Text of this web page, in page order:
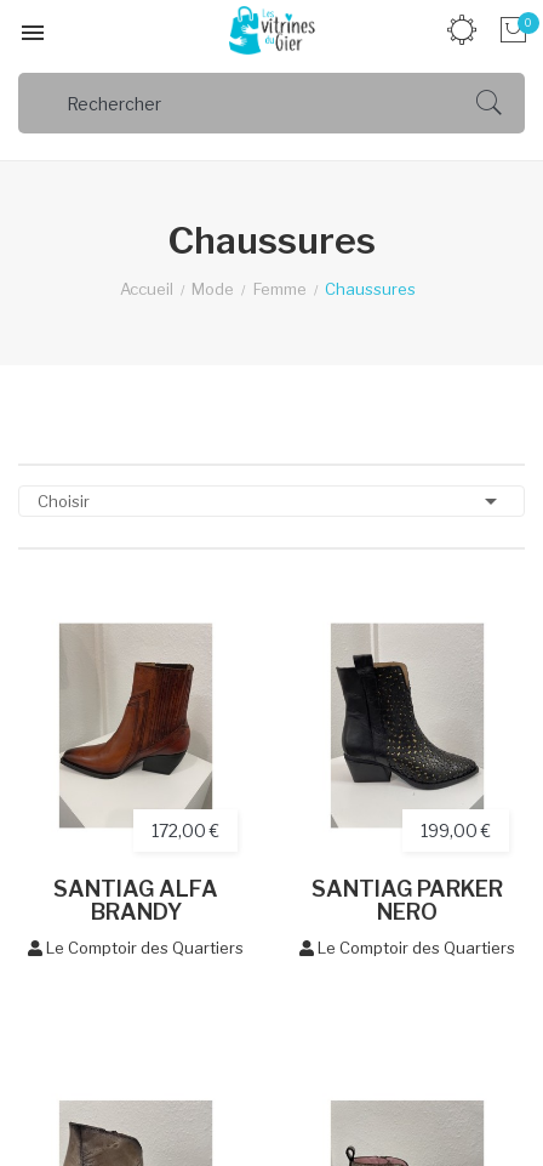
 0
Chaussures
Accueil Mode Femme Chaussures
Choisir 
172,00 €
SANTIAG ALFA
BRANDY
Le Comptoir des Quartiers
199,00 €
SANTIAG PARKER
NERO
Le Comptoir des Quartiers